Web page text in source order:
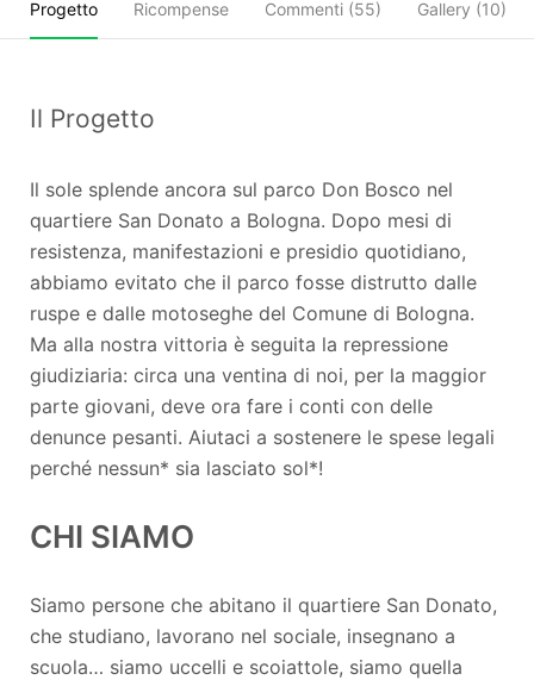
Progetto Ricompense Commenti (55) Gallery (10)
Il Progetto
Il sole splende ancora sul parco Don Bosco nel
quartiere San Donato a Bologna. Dopo mesi di
resistenza, manifestazioni e presidio quotidiano,
abbiamo evitato che il parco fosse distrutto dalle
ruspe e dalle motoseghe del Comune di Bologna.
Ma alla nostra vittoria è seguita la repressione
giudiziaria: circa una ventina di noi, per la maggior
parte giovani, deve ora fare i conti con delle
denunce pesanti. Aiutaci a sostenere le spese legali
perché nessun* sia lasciato sol*!
CHI SIAMO
Siamo persone che abitano il quartiere San Donato,
che studiano, lavorano nel sociale, insegnano a
scuola… siamo uccelli e scoiattole, siamo quella